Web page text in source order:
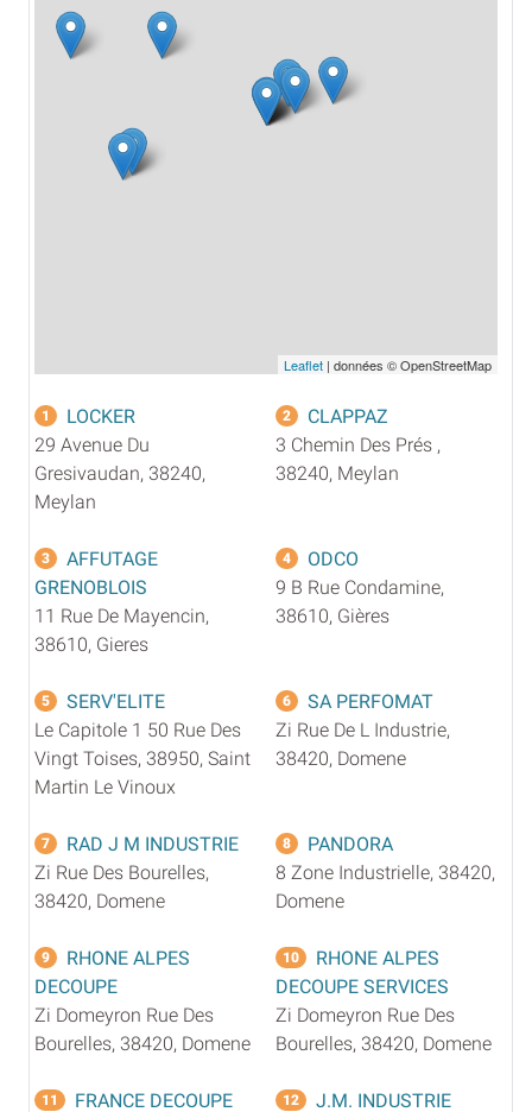
Leaflet | données © OpenStreetMap
1
LOCKER
29 Avenue Du
Gresivaudan, 38240,
Meylan
2
CLAPPAZ
3 Chemin Des Prés ,
38240, Meylan
3
AFFUTAGE
GRENOBLOIS
11 Rue De Mayencin,
38610, Gieres
4
ODCO
9 B Rue Condamine,
38610, Gières
5
SERV'ELITE
Le Capitole 1 50 Rue Des
Vingt Toises, 38950, Saint
Martin Le Vinoux
6
SA PERFOMAT
Zi Rue De L Industrie,
38420, Domene
7
RAD J M INDUSTRIE
Zi Rue Des Bourelles,
38420, Domene
8
PANDORA
8 Zone Industrielle, 38420,
Domene
9
RHONE ALPES
DECOUPE
Zi Domeyron Rue Des
Bourelles, 38420, Domene
10
RHONE ALPES
DECOUPE SERVICES
Zi Domeyron Rue Des
Bourelles, 38420, Domene
11 FRANCE DECOUPE 12 J.M. INDUSTRIE